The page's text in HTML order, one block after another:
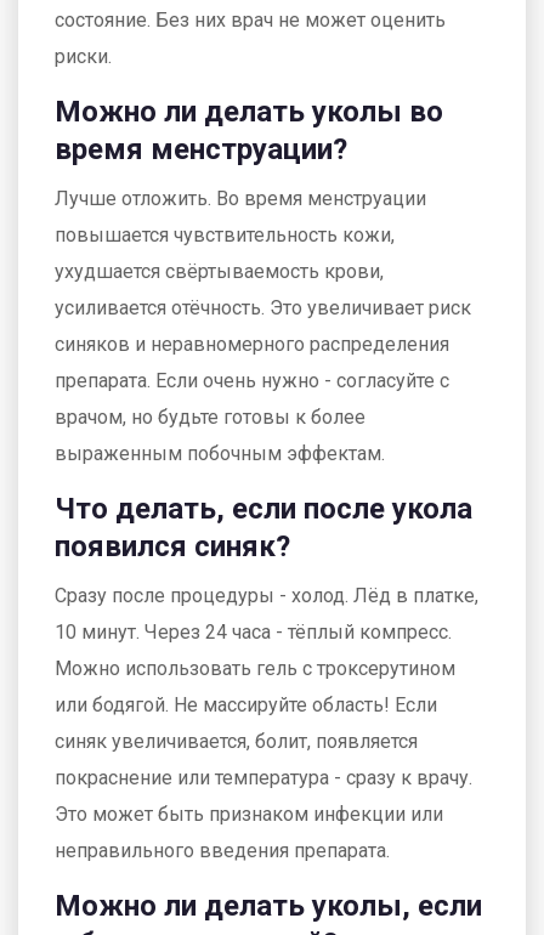
состояние. Без них врач не может оценить
риски.
Можно ли делать уколы во
время менструации?
Лучше отложить. Во время менструации
повышается чувствительность кожи,
ухудшается свёртываемость крови,
усиливается отёчность. Это увеличивает риск
синяков и неравномерного распределения
препарата. Если очень нужно - согласуйте с
врачом, но будьте готовы к более
выраженным побочным эффектам.
Что делать, если после укола
появился синяк?
Сразу после процедуры - холод. Лёд в платке,
10 минут. Через 24 часа - тёплый компресс.
Можно использовать гель с троксерутином
или бодягой. Не массируйте область! Если
синяк увеличивается, болит, появляется
покраснение или температура - сразу к врачу.
Это может быть признаком инфекции или
неправильного введения препарата.
Можно ли делать уколы, если